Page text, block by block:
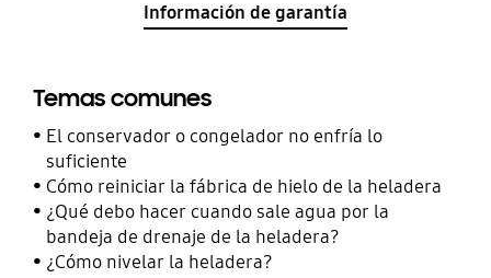
Información de garantía
Temas comunes
El conservador o congelador no enfría lo
suficiente
Cómo reiniciar la fábrica de hielo de la heladera
¿Qué debo hacer cuando sale agua por la
bandeja de drenaje de la heladera?
¿Cómo nivelar la heladera?